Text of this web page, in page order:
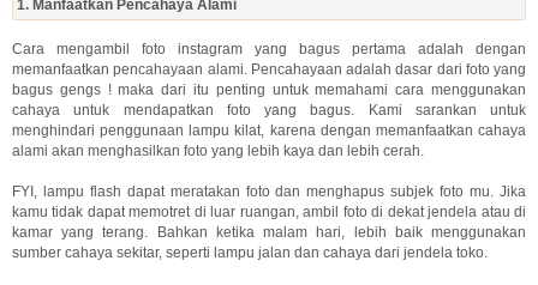
1. Manfaatkan Pencahaya Alami
Cara mengambil foto instagram yang bagus pertama adalah dengan
memanfaatkan pencahayaan alami. Pencahayaan adalah dasar dari foto yang
bagus gengs ! maka dari itu penting untuk memahami cara menggunakan
cahaya untuk mendapatkan foto yang bagus. Kami sarankan untuk
menghindari penggunaan lampu kilat, karena dengan memanfaatkan cahaya
alami akan menghasilkan foto yang lebih kaya dan lebih cerah.
FYI, lampu flash dapat meratakan foto dan menghapus subjek foto mu. Jika
kamu tidak dapat memotret di luar ruangan, ambil foto di dekat jendela atau di
kamar yang terang. Bahkan ketika malam hari, lebih baik menggunakan
sumber cahaya sekitar, seperti lampu jalan dan cahaya dari jendela toko.